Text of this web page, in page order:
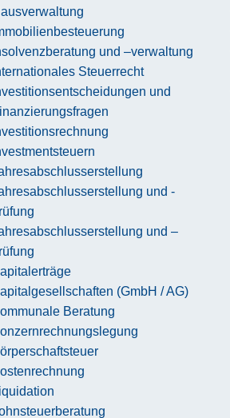
und –verwaltung
Steuerrecht
und
und -
und –
(GmbH / AG)
Beratung